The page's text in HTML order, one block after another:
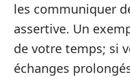
les communiquer
assertive. Un
de votre temps; si
échanges